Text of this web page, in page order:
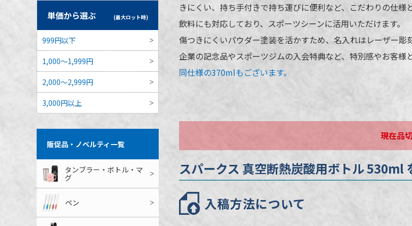
単価から選ぶ (最大ロット時)
999円以下
1,000～1,999円
2,000～2,999円
3,000円以上
販促品・ノベルティ一覧
タンブラー・ボトル・マ
グ
ペン
容量 530ml
本体カラー 2色より選択
最小ロット 30個
個包装
PE袋､紙箱（幅78×高257×奥
きにくい、持ち手付きで持ち運びに便利など、こだわりの仕
飲料にも対応しており、スポーツシーンに活用いただけます。
傷つきにくいパウダー塗装を活かすため、名入れはレーザー彫
企業の記念品やスポーツジムの入会特典など、特別感やお客様
同仕様の370mlもございます。
現在品
スパークス 真空断熱炭酸用ボトル 530ml
入稿方法について